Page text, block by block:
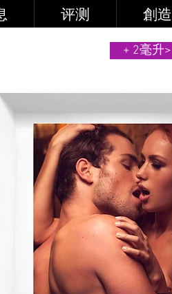
评测 創
+ 2毫升>